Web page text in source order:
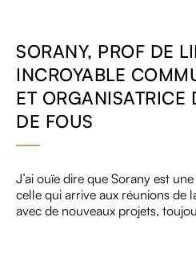
SORANY, PROF DE
INCROYABLE
ET ORGANISATRICE
DE FOUS
J’ai ouïe dire que Sorany est
celle qui arrive aux réunions de
avec de nouveaux projets,